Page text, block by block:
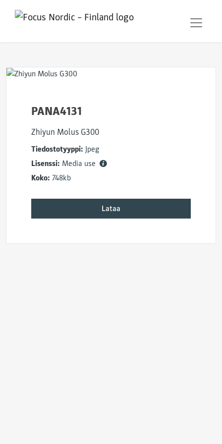
PANA4131
Zhiyun Molus G300
Tiedostotyyppi: Jpeg
Lisenssi: Media use
Koko: 748kb
Lataa